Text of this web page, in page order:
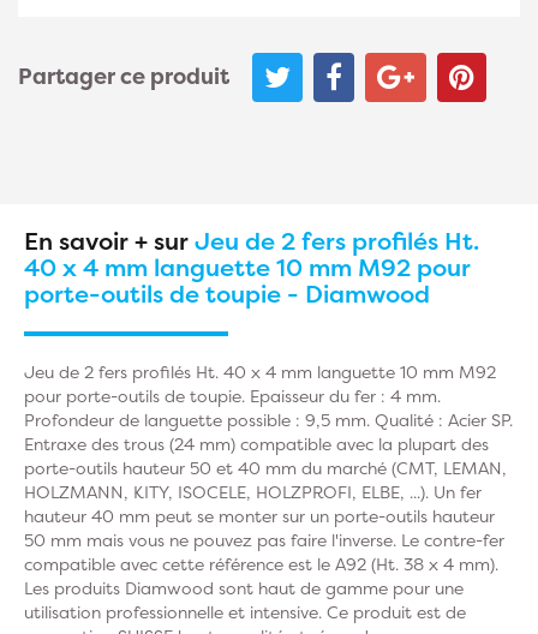
Partager ce produit
En savoir + surJeu de 2 fers profilés Ht.
40 x 4 mm languette 10 mm M92 pour
porte-outils de toupie - Diamwood
Jeu de 2 fers profilés Ht. 40 x 4 mm languette 10 mm M92
pour porte-outils de toupie. Epaisseur du fer : 4 mm.
Profondeur de languette possible : 9,5 mm. Qualité : Acier SP.
Entraxe des trous (24 mm) compatible avec la plupart des
porte-outils hauteur 50 et 40 mm du marché (CMT, LEMAN,
HOLZMANN, KITY, ISOCELE, HOLZPROFI, ELBE, ...). Un fer
hauteur 40 mm peut se monter sur un porte-outils hauteur
50 mm mais vous ne pouvez pas faire l'inverse. Le contre-fer
compatible avec cette référence est le A92 (Ht. 38 x 4 mm).
Les produits Diamwood sont haut de gamme pour une
utilisation professionnelle et intensive. Ce produit est de